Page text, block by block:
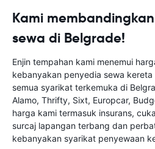
Kami
sewa di Belgrade!
Enjin tempahan kami menemui
kebanyakan penyedia sewa
semua syarikat terkemuka di
Alamo, Thrifty, Sixt, Europcar,
harga kami termasuk insurans,
surcaj lapangan terbang dan
kebanyakan syarikat penyewaan